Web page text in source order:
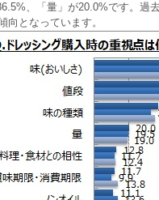
、「量」が20.0%です。
向となっています。